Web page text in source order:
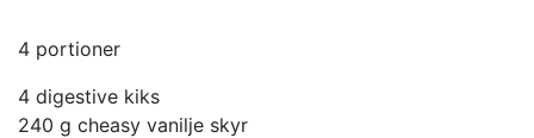
4 portioner
4 digestive kiks
240 g cheasy vanilje skyr